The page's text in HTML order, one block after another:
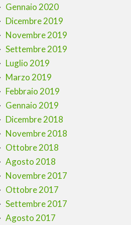
Gennaio 2020
Dicembre 2019
Novembre 2019
Settembre 2019
Luglio 2019
Marzo 2019
Febbraio 2019
Gennaio 2019
Dicembre 2018
Novembre 2018
Ottobre 2018
Agosto 2018
Novembre 2017
Ottobre 2017
Settembre 2017
Agosto 2017